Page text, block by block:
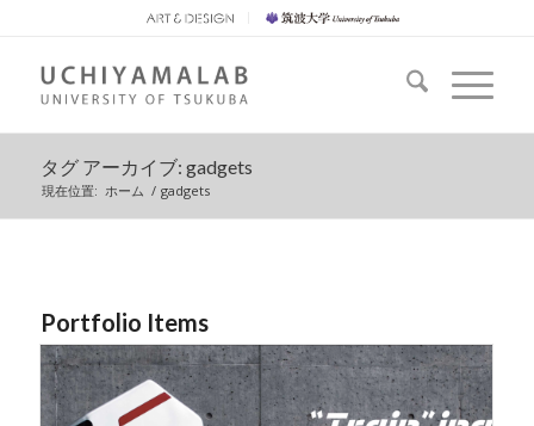
タグ アーカイブ: gadgets
現在位置: ホーム / gadgets
Portfolio Items